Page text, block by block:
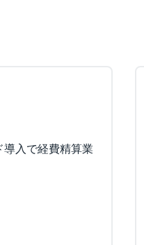
導入で経費精算業